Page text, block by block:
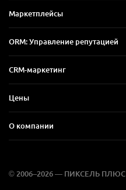
Маркетплейсы
ORM: Управление репутацией
CRM-маркетинг
Цены
О компании
© 2006–2026 — ПИКСЕЛЬ ПЛЮС